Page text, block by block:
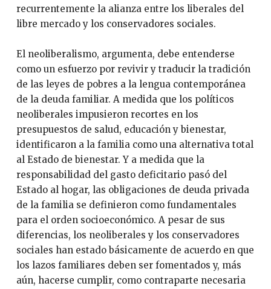
recurrentemente la alianza entre los liberales del
libre mercado y los conservadores sociales.
El neoliberalismo, argumenta, debe entenderse
como un esfuerzo por revivir y traducir la tradición
de las leyes de pobres a la lengua contemporánea
de la deuda familiar. A medida que los políticos
neoliberales impusieron recortes en los
presupuestos de salud, educación y bienestar,
identificaron a la familia como una alternativa total
al Estado de bienestar. Y a medida que la
responsabilidad del gasto deficitario pasó del
Estado al hogar, las obligaciones de deuda privada
de la familia se definieron como fundamentales
para el orden socioeconómico. A pesar de sus
diferencias, los neoliberales y los conservadores
sociales han estado básicamente de acuerdo en que
los lazos familiares deben ser fomentados y, más
aún, hacerse cumplir, como contraparte necesaria